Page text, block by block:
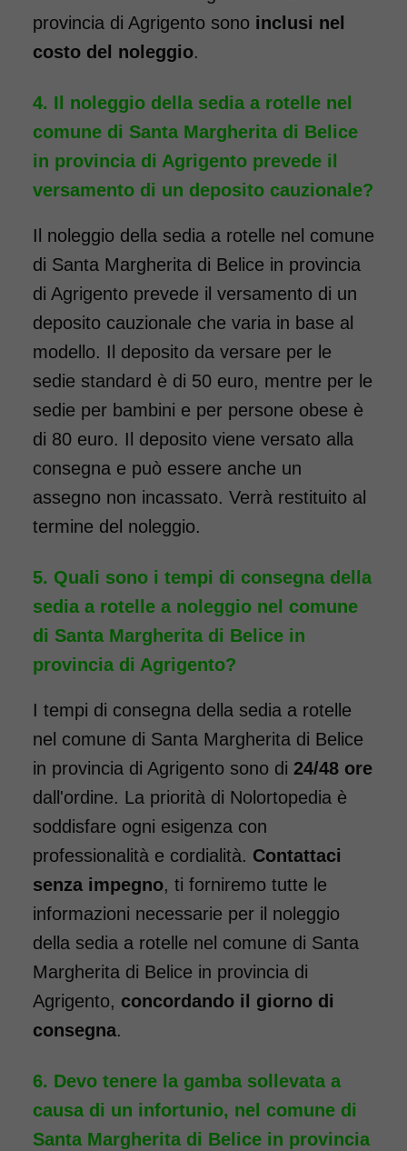
in tutta Italia: contattaci per
maggiori informazioni!
da 69,00€
SCHEDA COMPLETA
Noleggio Carrozzina
pieghevole ad autospinta
- con reggigambe -
Seduta 55 cm - Obesi
Noleggio sedia a rotelle seduta
55 cm, per persone obese,
portata fino a 160 kg.
Carrozzina a doppia crociera,
con forcella anteriore
rinforzata. Dotata di pedane
elevabili, ideale per chi ha
necessità di tenere sollevate le
gambe a seguito di un
intervento. Il noleggio minimo
è di 7 giorni a 96 euro.
COSTO NOLEGGIO
da 96,00€
SCHEDA COMPLETA
pieghevole ad ingombro
ridotto - con reggigambe
- Seduta 40 cm
provincia di Agrigento sono inclusi nel
costo del noleggio.
Il noleggio della sedia a rotelle nel
comune di Santa Margherita di Belice
in provincia di Agrigento prevede il
versamento di un deposito cauzionale?
Il noleggio della sedia a rotelle nel comune
di Santa Margherita di Belice in provincia
di Agrigento prevede il versamento di un
deposito cauzionale che varia in base al
modello. Il deposito da versare per le
sedie standard è di 50 euro, mentre per le
sedie per bambini e per persone obese è
di 80 euro. Il deposito viene versato alla
consegna e può essere anche un
assegno non incassato. Verrà restituito al
termine del noleggio.
Quali sono i tempi di consegna della
sedia a rotelle a noleggio nel comune
di Santa Margherita di Belice in
provincia di Agrigento?
I tempi di consegna della sedia a rotelle
nel comune di Santa Margherita di Belice
in provincia di Agrigento sono di 24/48 ore
dall'ordine. La priorità di Nolortopedia è
soddisfare ogni esigenza con
professionalità e cordialità. Contattaci
senza impegno, ti forniremo tutte le
informazioni necessarie per il noleggio
della sedia a rotelle nel comune di Santa
Margherita di Belice in provincia di
Agrigento, concordando il giorno di
consegna.
Devo tenere la gamba sollevata a
causa di un infortunio, nel comune di
Santa Margherita di Belice in provincia